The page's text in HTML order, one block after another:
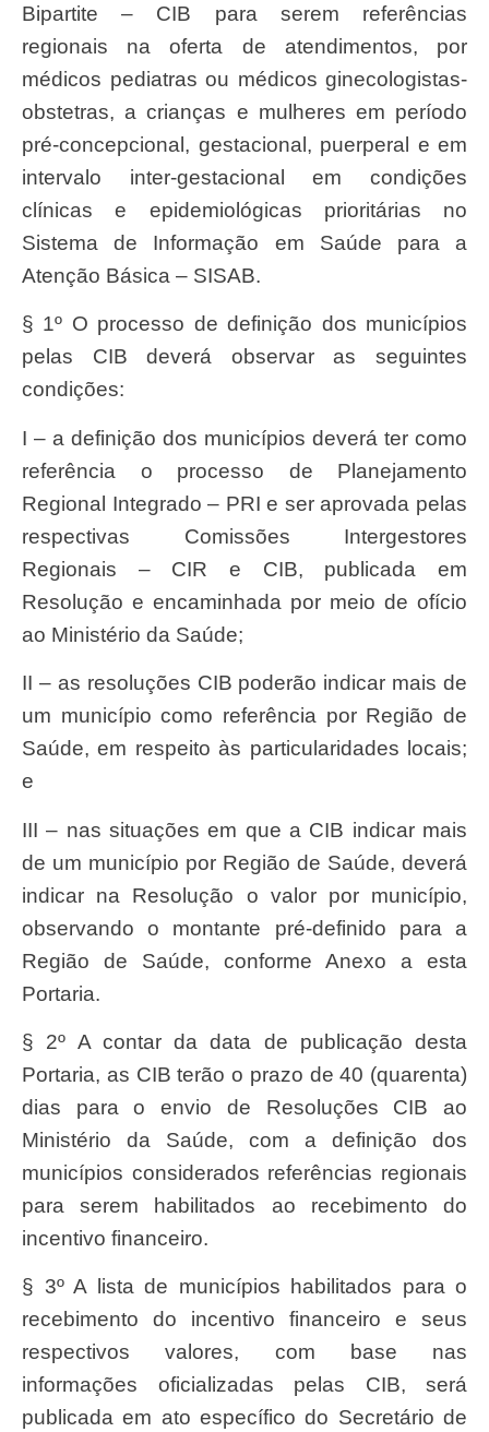
Bipartite – CIB para serem referências
regionais na oferta de atendimentos, por
médicos pediatras ou médicos ginecologistas-
obstetras, a crianças e mulheres em período
pré-concepcional, gestacional, puerperal e em
intervalo inter-gestacional em condições
clínicas e epidemiológicas prioritárias no
Sistema de Informação em Saúde para a
Atenção Básica – SISAB.
§ 1º O processo de definição dos municípios
pelas CIB deverá observar as seguintes
condições:
I – a definição dos municípios deverá ter como
referência o processo de Planejamento
Regional Integrado – PRI e ser aprovada pelas
respectivas Comissões Intergestores
Regionais – CIR e CIB, publicada em
Resolução e encaminhada por meio de ofício
ao Ministério da Saúde;
II – as resoluções CIB poderão indicar mais de
um município como referência por Região de
Saúde, em respeito às particularidades locais;
e
III – nas situações em que a CIB indicar mais
de um município por Região de Saúde, deverá
indicar na Resolução o valor por município,
observando o montante pré-definido para a
Região de Saúde, conforme Anexo a esta
Portaria.
§ 2º A contar da data de publicação desta
Portaria, as CIB terão o prazo de 40 (quarenta)
dias para o envio de Resoluções CIB ao
Ministério da Saúde, com a definição dos
municípios considerados referências regionais
para serem habilitados ao recebimento do
incentivo financeiro.
§ 3º A lista de municípios habilitados para o
recebimento do incentivo financeiro e seus
respectivos valores, com base nas
informações oficializadas pelas CIB, será
publicada em ato específico do Secretário de